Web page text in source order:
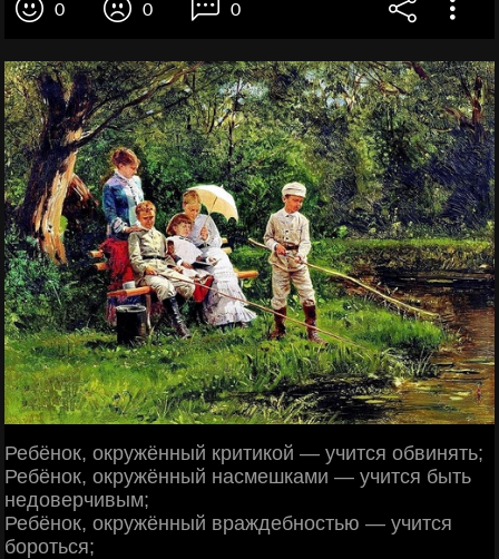
0 0 0
Ребёнок, окружённый критикой — учится обвинять;
Ребёнок, окружённый насмешками — учится быть
недоверчивым;
Ребёнок, окружённый враждебностью — учится
бороться;